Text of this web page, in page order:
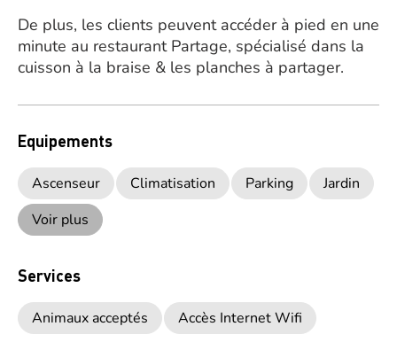
De plus, les clients peuvent accéder à pied en une
minute au restaurant Partage, spécialisé dans la
cuisson à la braise & les planches à partager.
Equipements
Ascenseur Climatisation Parking
Jardin
Voir plus
Services
Animaux acceptés Accès Internet Wifi